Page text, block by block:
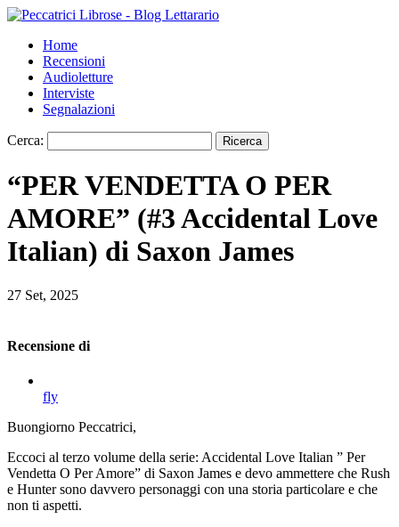
Home
Recensioni
Audioletture
Interviste
Segnalazioni
Cerca:
“PER VENDETTA O PER
AMORE” (#3 Accidental Love
Italian) di Saxon James
27 Set, 2025
Recensione di
fly
Buongiorno Peccatrici,
Eccoci al terzo volume della serie: Accidental Love Italian ” Per
Vendetta O Per Amore” di Saxon James e devo ammettere che Rush
e Hunter sono davvero personaggi con una storia particolare e che
non ti aspetti.